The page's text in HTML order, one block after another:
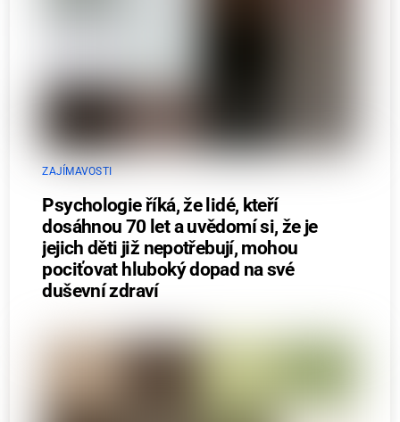
ZAJÍMAVOSTI
Psychologie říká, že lidé, kteří
dosáhnou 70 let a uvědomí si, že je
jejich děti již nepotřebují, mohou
pociťovat hluboký dopad na své
duševní zdraví